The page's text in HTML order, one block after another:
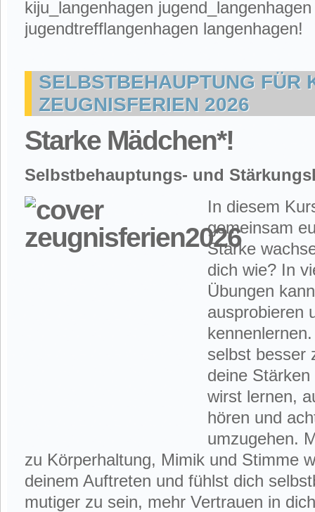
kiju_langenhagen
jugendtrefflangenhagen langenhagen!
SELBSTBEHAUPTUNG FÜR
ZEUGNISFERIEN 2026
Starke Mädchen*!
Selbstbehauptungs- und
In diesem
gemeinsam
Stärke
dich wie? In
Übungen
ausprobieren
selbst besser
deine
wirst lernen,
hören und
umzugehen.
zu Körperhaltung, Mimik und Stimme
deinem Auftreten und fühlst dich
mutiger zu sein, mehr Vertrauen in